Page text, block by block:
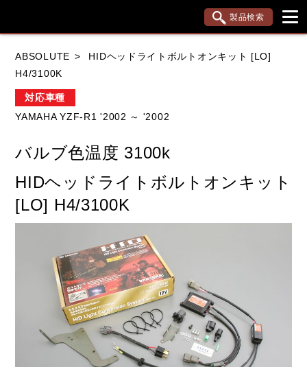
製品検索
HONDA YAMAHA SUZUKI
KAWASAKI APRILIA
KTM TRIUMPH
閉じる
ABSOLUTE
HIDヘッドライトボルトオンキット [LO]
H4/3100K
対応車種
YAMAHA YZF-R1 '2002 ～ '2002
バルブ色温度 3100k
HIDヘッドライトボルトオンキット
[LO] H4/3100K